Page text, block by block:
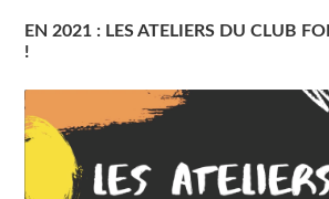
EN 2021 : LES ATELIERS DU CLUB
!